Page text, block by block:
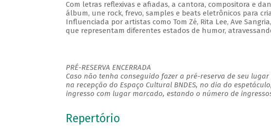
Com letras reflexivas e afiadas, a cantora, compositora e
álbum, une rock, frevo, samples e beats eletrônicos para
Influenciada por artistas como Tom Zé, Rita Lee, Ave
que representam diferentes estados de humor,
PRÉ-RESERVA ENCERRADA
Caso não tenha conseguido fazer a pré-reserva de seu
na recepção do Espaço Cultural BNDES, no dia do
ingresso com lugar marcado, estando o número de
Repertório